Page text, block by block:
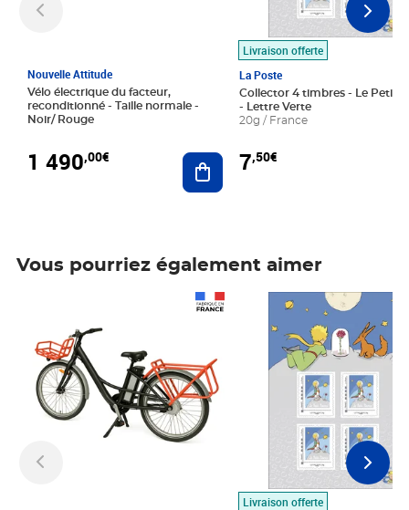
Nouvelle Attitude
Vélo électrique du facteur,
reconditionné - Taille normale -
Noir/ Rouge
1 490,00€ Ajouter au panier
Livraison offerte
La Poste
Collector 4 timbres - Le Petit
- Lettre Verte
20g / France
7,50€
Vous pourriez également aimer
Livraison offerte
Prix 7,50€